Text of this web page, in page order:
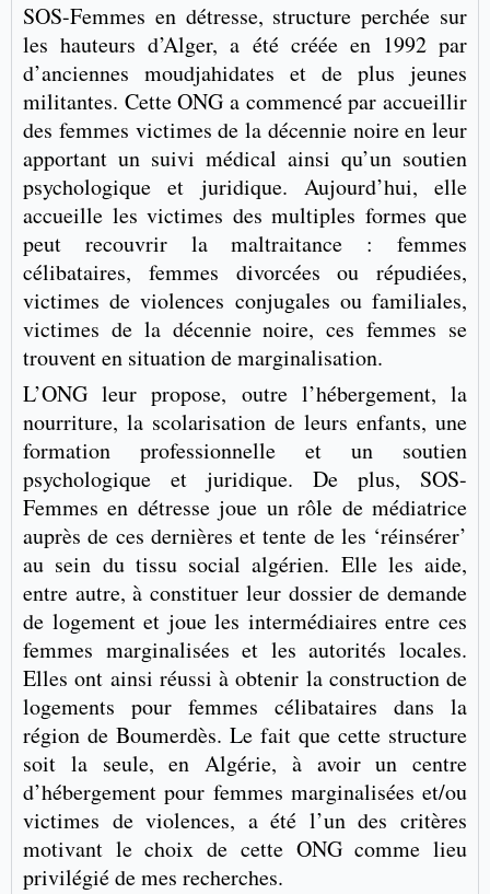
SOS-Femmes en détresse, structure perchée sur
les hauteurs d’Alger, a été créée en 1992 par
d’anciennes moudjahidates et de plus jeunes
militantes. Cette ONG a commencé par accueillir
des femmes victimes de la décennie noire en leur
apportant un suivi médical ainsi qu’un soutien
psychologique et juridique. Aujourd’hui, elle
accueille les victimes des multiples formes que
peut recouvrir la maltraitance : femmes
célibataires, femmes divorcées ou répudiées,
victimes de violences conjugales ou familiales,
victimes de la décennie noire, ces femmes se
trouvent en situation de marginalisation.
L’ONG leur propose, outre l’hébergement, la
nourriture, la scolarisation de leurs enfants, une
formation professionnelle et un soutien
psychologique et juridique. De plus, SOS-
Femmes en détresse joue un rôle de médiatrice
auprès de ces dernières et tente de les ‘réinsérer’
au sein du tissu social algérien. Elle les aide,
entre autre, à constituer leur dossier de demande
de logement et joue les intermédiaires entre ces
femmes marginalisées et les autorités locales.
Elles ont ainsi réussi à obtenir la construction de
logements pour femmes célibataires dans la
région de Boumerdès. Le fait que cette structure
soit la seule, en Algérie, à avoir un centre
d’hébergement pour femmes marginalisées et/ou
victimes de violences, a été l’un des critères
motivant le choix de cette ONG comme lieu
privilégié de mes recherches.